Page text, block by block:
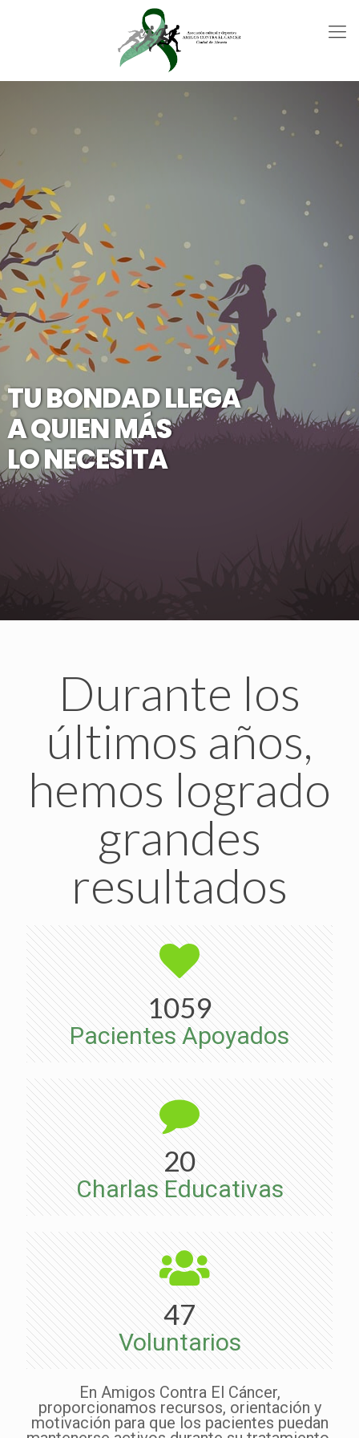
TU BONDAD LLEGA
A QUIEN MÁS
LO NECESITA
Durante los
últimos años,
hemos logrado
grandes
resultados
1059
Pacientes Apoyados
20
Charlas Educativas
47
Voluntarios
En Amigos Contra El Cáncer,
proporcionamos recursos, orientación y
motivación para que los pacientes puedan